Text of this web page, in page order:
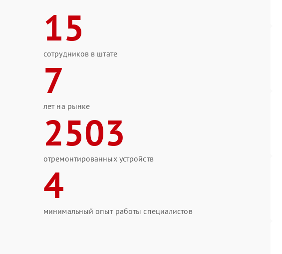
15
сотрудников в штате
7
лет на рынке
2503
отремонтированных устройств
4
минимальный опыт работы специалистов